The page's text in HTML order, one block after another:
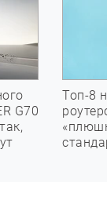
G70
Топ-8